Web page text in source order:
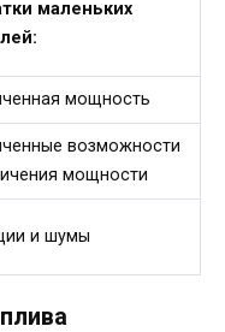
маленьких
мощность
возможности
мощности
и шумы